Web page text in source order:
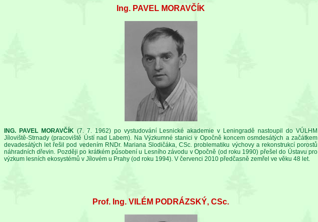
Ing. PAVEL MORAVČÍK
ING. PAVEL MORAVČÍK(7. 7. 1962) po vystudování Lesnické akademie v Leningradě nastoupil do VÚLHM
Jíloviště-Strnady (pracoviště Ústí nad Labem). Na Výzkumné stanici v Opočně koncem osmdesátých a začátkem
devadesátých let řešil pod vedením RNDr. Mariana Slodičáka, CSc. problematiku výchovy a rekonstrukcí porostů
náhradních dřevin. Později po krátkém působení u Lesního závodu v Opočně (od roku 1990) přešel do Ústavu pro
výzkum lesních ekosystémů v Jílovém u Prahy (od roku 1994). V červenci 2010 předčasně zemřel ve věku 48 let.
Prof. Ing. VILÉM PODRÁZSKÝ, CSc.